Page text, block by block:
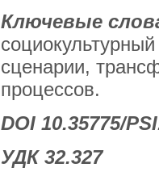
Ключевые
сценарии,
процессов.
DOI 10.35775/
УДК 32.327